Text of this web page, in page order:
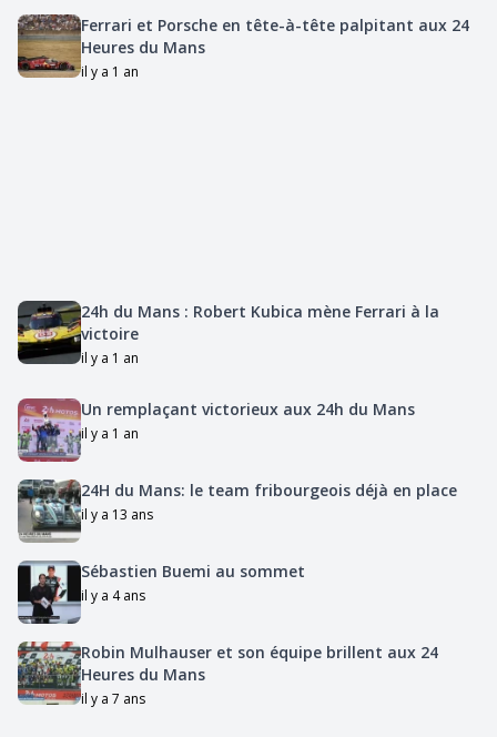
Ferrari et Porsche en tête-à-tête palpitant aux 24
Heures du Mans
il y a 1 an
24h du Mans : Robert Kubica mène Ferrari à la
victoire
il y a 1 an
Un remplaçant victorieux aux 24h du Mans
il y a 1 an
24H du Mans: le team fribourgeois déjà en place
il y a 13 ans
Sébastien Buemi au sommet
il y a 4 ans
Robin Mulhauser et son équipe brillent aux 24
Heures du Mans
il y a 7 ans